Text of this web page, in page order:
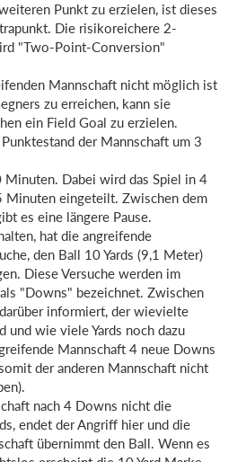
Punkt zu erzielen, ist dieses
Die risikoreichere 2-
"Two-Point-Conversion"
Mannschaft nicht möglich ist
zu erreichen, kann sie
ein Field Goal zu erzielen.
der Mannschaft um 3
Minuten. Dabei wird das Spiel in 4
Minuten eingeteilt. Zwischen dem
es eine längere Pause.
hat die angreifende
den Ball 10 Yards (9,1 Meter)
Diese Versuche werden im
"Downs" bezeichnet. Zwischen
informiert, der wievielte
und wie viele Yards noch dazu
Mannschaft 4 neue Downs
der anderen Mannschaft nicht
nach 4 Downs nicht die
endet der Angriff hier und die
übernimmt den Ball. Wenn es